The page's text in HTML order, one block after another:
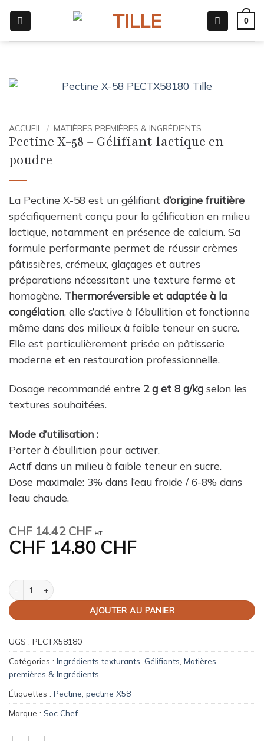
contenu
0
ACCUEIL / MATIÈRES PREMIÈRES & INGRÉDIENTS
Pectine X-58 – Gélifiant lactique en
poudre
La Pectine X-58 est un gélifiant d’origine fruitière
spécifiquement conçu pour la gélification en milieu
lactique, notamment en présence de calcium. Sa
formule performante permet de réussir crèmes
pâtissières, crémeux, glaçages et autres
préparations nécessitant une texture ferme et
homogène. Thermoréversible et adaptée à la
congélation, elle s’active à l’ébullition et fonctionne
même dans des milieux à faible teneur en sucre.
Elle est particulièrement prisée en pâtisserie
moderne et en restauration professionnelle.
Dosage recommandé entre 2 g et 8 g/kg selon les
textures souhaitées.
Mode d’utilisation :
Porter à ébullition pour activer.
Actif dans un milieu à faible teneur en sucre.
Dose maximale: 3% dans l’eau froide / 6-8% dans
l’eau chaude.
CHF14.42 CHF HT
CHF14.80 CHF
quantité de Pectine X-58 – Gélifiant lactique en poudre
AJOUTER AU PANIER
UGS : PECTX58180
Catégories : Ingrédients texturants Gélifiants Matières
premières & Ingrédients
Étiquettes : Pectine pectine X58
Marque : Soc Chef